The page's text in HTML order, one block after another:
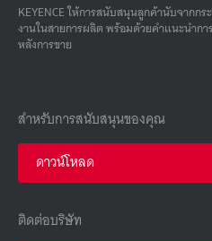
KEYENCE ให้การสนับสนุนลูกค้านับจากก
งานในสายการผลิต พร้อมด้วยคําแนะนําก
หลังการขาย
สำหรับการสนับสนุนของคุณ
ดาวน์โหลด
ติดต่อบริษัท